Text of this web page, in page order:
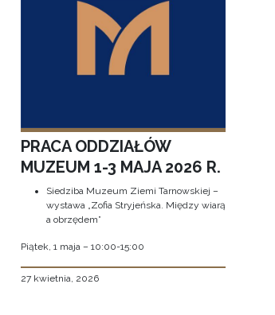
PRACA ODDZIAŁÓW
MUZEUM 1-3 MAJA 2026 R.
Siedziba Muzeum Ziemi Tarnowskiej –
wystawa „Zofia Stryjeńska. Między wiarą
a obrzędem”
Piątek, 1 maja – 10:00-15:00
27 kwietnia, 2026